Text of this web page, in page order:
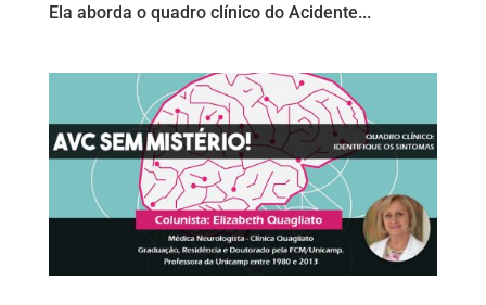
Ela aborda o quadro clínico do Acidente...